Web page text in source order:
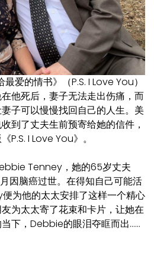
爱的情书》（P.S. I Love You）
他死后，妻子无法走出伤痛，而
子可以慢慢找回自己的人生。美
到了丈夫生前预寄给她的信件，
P.S. I Love You》。
Tenney，她的65岁丈夫
因脑癌过世。在得知自己可能活
为他的太太安排了这样一个精心
为太太寄了花束和卡片，让她在
下，Debbie的眼泪夺眶而出……